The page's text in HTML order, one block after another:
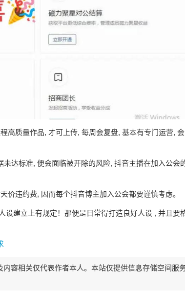
高质量作品, 才可上传, 每周会复盘, 基本有专门运营,
达标准, 便会面临被开除的风险, 抖音主播在加入公会
价违约费, 因而每个抖音博主加入公会都要谨慎考虑。
建立上有规定！那便是日常得打造良好人设 , 并且要
容相关仅代表作者本人。本站仅提供信息存储空间服